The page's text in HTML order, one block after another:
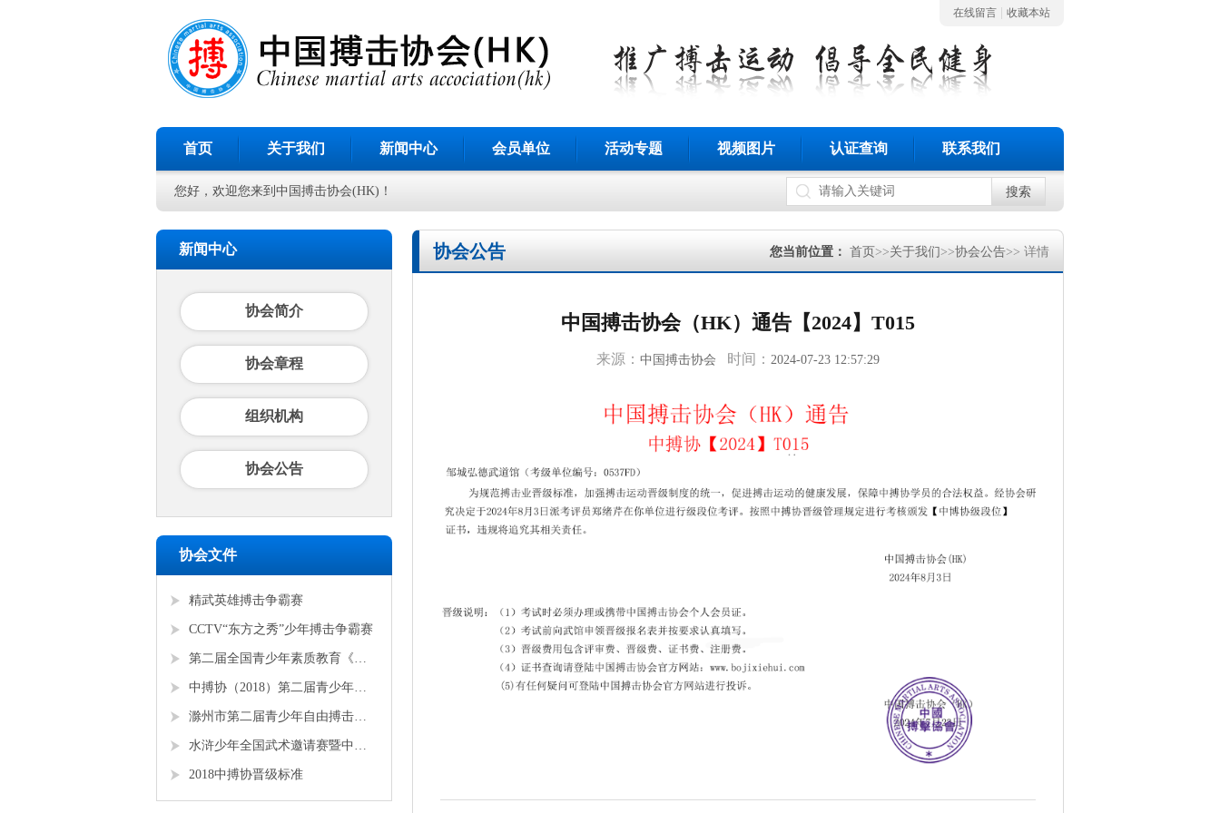
在线留言 收藏本站
首页 关于我们 新闻中心 会员单位 活动专题 视频图片 认证查询 联系我们
您好，欢迎您来到中国搏击协会(HK)！ 搜索
新闻中心
协会简介
协会章程
组织机构
协会公告
协会文件
精武英雄搏击争霸赛
CCTV“东方之秀”少年搏击争霸赛
第二届全国青少年素质教育《勇者争锋》搏击锦标赛
中搏协（2018）第二届青少年锦标赛
滁州市第二届青少年自由搏击全国邀请赛
水浒少年全国武术邀请赛暨中搏协青少年搏击锦标赛
2018中搏协晋级标准
协会公告 您当前位置： 首页 >>关于我们>>协会公告>> 详情
中国搏击协会（HK）通告【2024】T015
来源： 中国搏击协会 时间： 2024-07-23 12:57:29